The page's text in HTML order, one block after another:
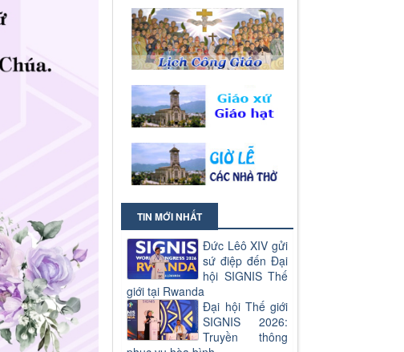
TIN MỚI NHẤT
Đức Lêô XIV gửi
sứ điệp đến Đại
hội SIGNIS Thế
giới tại Rwanda
Đại hội Thế giới
SIGNIS 2026:
Truyền thông